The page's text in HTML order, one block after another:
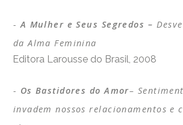
A Mulher e Seus Segredos –
da Alma Feminina
Editora Larousse do Brasil, 2008
Os Bastidores do Amor–
invadem nossos relacionamentos e